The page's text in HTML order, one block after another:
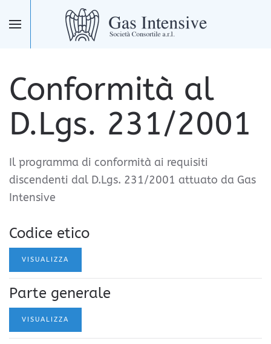
Skip to main content
Conformità al
D.Lgs. 231/2001
Il programma di conformità ai requisiti
discendenti dal D.Lgs. 231/2001 attuato da Gas
Intensive
Codice etico
VISUALIZZA
Parte generale
VISUALIZZA